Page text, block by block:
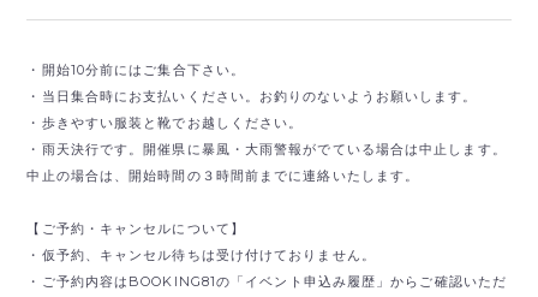
・開始10分前にはご集合下さい。
・当日集合時にお支払いください。お釣りのないようお願いします。
・歩きやすい服装と靴でお越しください。
・雨天決行です。開催県に暴風・大雨警報がでている場合は中止します。
中止の場合は、開始時間の３時間前までに連絡いたします。
【ご予約・キャンセルについて】
・仮予約、キャンセル待ちは受け付けておりません。
・ご予約内容はBOOKING81の「イベント申込み履歴」からご確認いただ